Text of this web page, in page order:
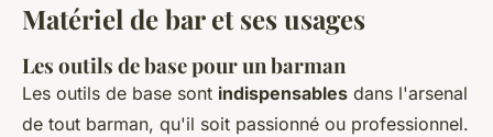
Matériel de bar et ses usages
Les outils de base pour un barman
Les outils de base sont indispensables dans l'arsenal
de tout barman, qu'il soit passionné ou professionnel.